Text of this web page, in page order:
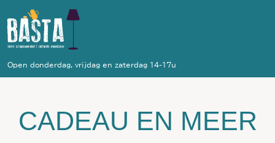
Open donderdag, vrijdag en zaterdag 14-17u
CADEAU EN MEER